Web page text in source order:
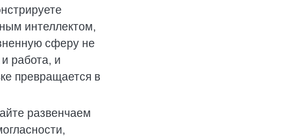
интеллектом,
сферу не
работа, и
превращается в
развенчаем